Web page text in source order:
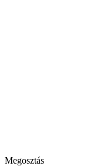
Megosztás